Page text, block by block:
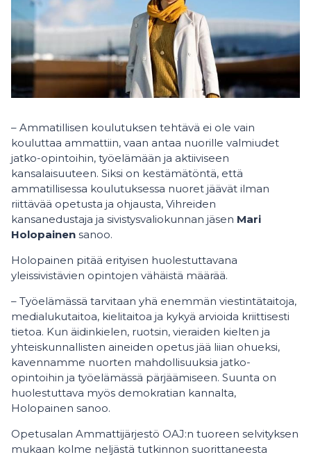
– Ammatillisen koulutuksen tehtävä ei ole vain
kouluttaa ammattiin, vaan antaa nuorille valmiudet
jatko-opintoihin, työelämään ja aktiiviseen
kansalaisuuteen. Siksi on kestämätöntä, että
ammatillisessa koulutuksessa nuoret jäävät ilman
riittävää opetusta ja ohjausta, Vihreiden
kansanedustaja ja sivistysvaliokunnan jäsen Mari
Holopainen sanoo.
Holopainen pitää erityisen huolestuttavana
yleissivistävien opintojen vähäistä määrää.
– Työelämässä tarvitaan yhä enemmän viestintätaitoja,
medialukutaitoa, kielitaitoa ja kykyä arvioida kriittisesti
tietoa. Kun äidinkielen, ruotsin, vieraiden kielten ja
yhteiskunnallisten aineiden opetus jää liian ohueksi,
kavennamme nuorten mahdollisuuksia jatko-
opintoihin ja työelämässä pärjäämiseen. Suunta on
huolestuttava myös demokratian kannalta,
Holopainen sanoo.
Opetusalan Ammattijärjestö OAJ:n tuoreen selvityksen
mukaan kolme neljästä tutkinnon suorittaneesta